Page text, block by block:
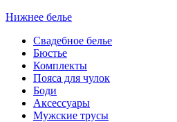
Нижнее белье
Свадебное белье
Бюстье
Комплекты
Пояса для чулок
Боди
Аксессуары
Мужские трусы